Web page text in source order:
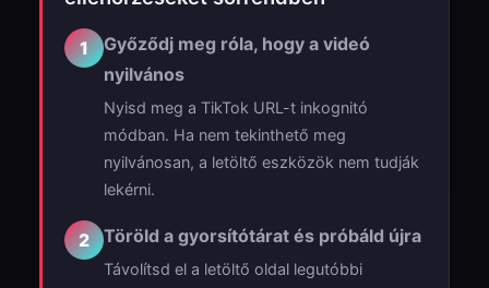
1
Győződj meg róla, hogy a videó
nyilvános
Nyisd meg a TikTok URL-t inkognitó
módban. Ha nem tekinthető meg
nyilvánosan, a letöltő eszközök nem tudják
lekérni.
2 Töröld a gyorsítótárat és próbáld újra
Távolítsd el a letöltő oldal legutóbbi